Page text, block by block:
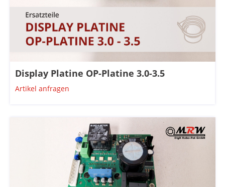
Display Platine OP-Platine 3.0-3.5
Artikel anfragen